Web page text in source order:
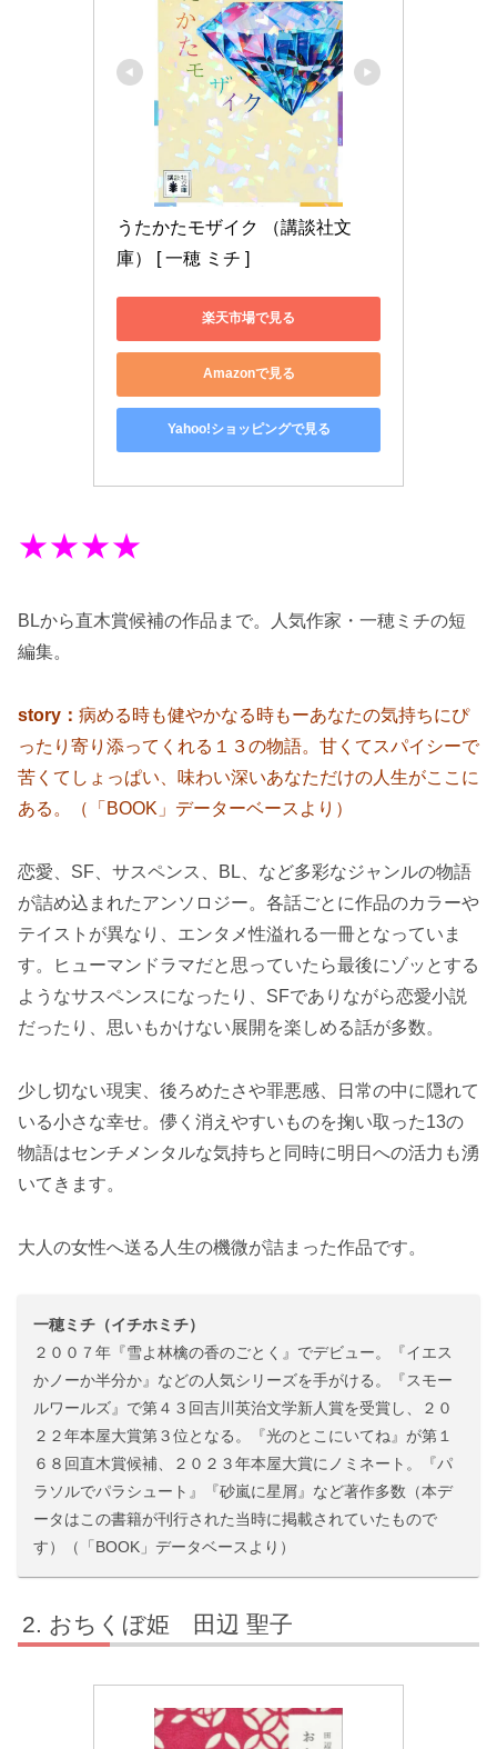
うたかたモザイク （講談社文
庫） [ 一穂 ミチ ]
楽天市場で見る
Amazonで見る
Yahoo!ショッピングで見る
★★★★
BLから直木賞候補の作品まで。人気作家・一穂ミチの短
編集。
story： 病める時も健やかなる時もーあなたの気持ちにぴ
ったり寄り添ってくれる１３の物語。甘くてスパイシーで
苦くてしょっぱい、味わい深いあなただけの人生がここに
ある。（「BOOK」データーベースより）
恋愛、SF、サスペンス、BL、など多彩なジャンルの物語
が詰め込まれたアンソロジー。各話ごとに作品のカラーや
テイストが異なり、エンタメ性溢れる一冊となっていま
す。ヒューマンドラマだと思っていたら最後にゾッとする
ようなサスペンスになったり、SFでありながら恋愛小説
だったり、思いもかけない展開を楽しめる話が多数。
少し切ない現実、後ろめたさや罪悪感、日常の中に隠れて
いる小さな幸せ。儚く消えやすいものを掬い取った13の
物語はセンチメンタルな気持ちと同時に明日への活力も湧
いてきます。
大人の女性へ送る人生の機微が詰まった作品です。
一穂ミチ（イチホミチ）
２００７年『雪よ林檎の香のごとく』でデビュー。『イエス
かノーか半分か』などの人気シリーズを手がける。『スモー
ルワールズ』で第４３回吉川英治文学新人賞を受賞し、２０
２２年本屋大賞第３位となる。『光のとこにいてね』が第１
６８回直木賞候補、２０２３年本屋大賞にノミネート。『パ
ラソルでパラシュート』『砂嵐に星屑』など著作多数（本デ
ータはこの書籍が刊行された当時に掲載されていたもので
す）（「BOOK」データベースより）
おちくぼ姫 田辺 聖子